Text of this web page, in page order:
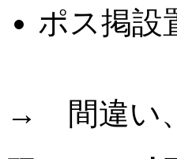
ポス掲設
→ 間違い